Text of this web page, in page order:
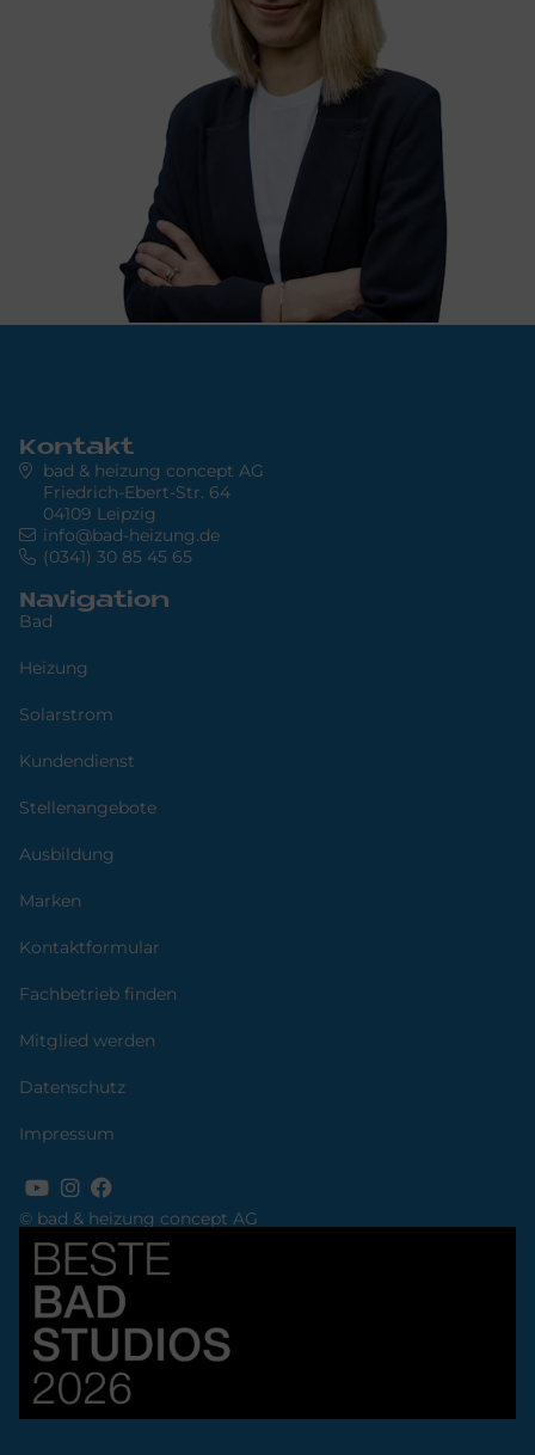
© bad & heizung concept AG
Kontakt
bad & heizung concept AG
Friedrich-Ebert-Str. 64
04109 Leipzig
info@bad-heizung.de
(0341) 30 85 45 65
Navigation
Bad
Heizung
Solarstrom
Kundendienst
Stellenangebote
Ausbildung
Marken
Kontaktformular
Fachbetrieb finden
Mitglied werden
Datenschutz
Impressum